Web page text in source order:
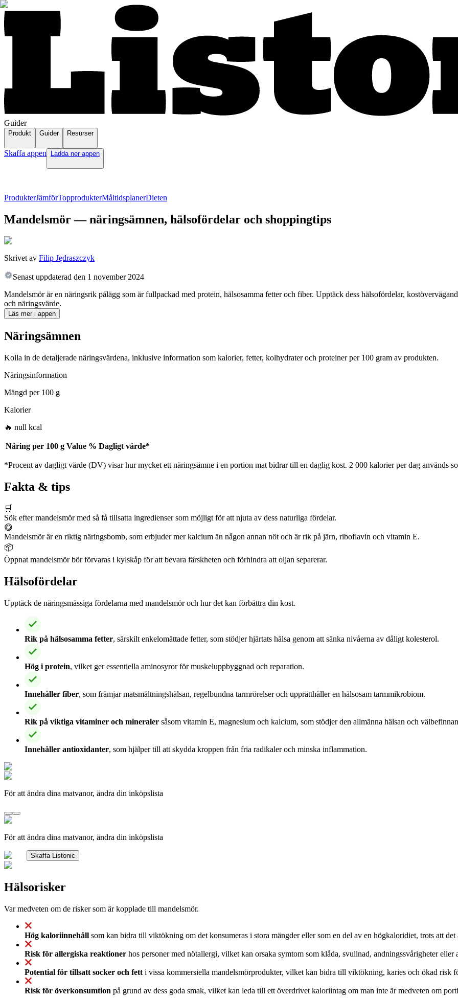
Guider
Produkt Guider Resurser
Skaffa appen Ladda ner appen
ProdukterJämförTopprodukterMåltidsplanerDieten
Mandelsmör — näringsämnen, hälsofördelar och shoppingtips
Skrivet av Filip Jędraszczyk
Senast uppdaterad den 1 november 2024
Mandelsmör är en näringsrik pålägg som är fullpackad med protein, hälsosamma fetter och fiber. Upptäck dess hälsofördelar,
och näringsvärde.
Läs mer i appen
Näringsämnen
Kolla in de detaljerade näringsvärdena, inklusive information som kalorier, fetter, kolhydrater och proteiner per 100 gram av produkten.
Näringsinformation
Mängd per100 g
Kalorier
🔥 null kcal
Näring per 100 g Value % Dagligt värde*
*Procent av dagligt värde (DV) visar hur mycket ett näringsämne i en portion mat bidrar till en daglig kost. 2 000 kalorier per dag används
Fakta & tips
🛒
Sök efter mandelsmör med så få tillsatta ingredienser som möjligt för att njuta av dess naturliga fördelar.
😋
Mandelsmör är en riktig näringsbomb, som erbjuder mer kalcium än någon annan nöt och är rik på järn, riboflavin och vitamin E.
📦
Öppnat mandelsmör bör förvaras i kylskåp för att bevara färskheten och förhindra att oljan separerar.
Hälsofördelar
Upptäck de näringsmässiga fördelarna med mandelsmör och hur det kan förbättra din kost.
Rik på hälsosamma fetter, särskilt enkelomättade fetter, som stödjer hjärtats hälsa genom att sänka nivåerna av dåligt kolesterol.
Hög i protein, vilket ger essentiella aminosyror för muskeluppbyggnad och reparation.
Innehåller fiber, som främjar matsmältningshälsan, regelbundna tarmrörelser och upprätthåller en hälsosam tarmmikrobiom.
Rik på viktiga vitaminer och mineraler såsom vitamin E, magnesium och kalcium, som stödjer den allmänna hälsan och
Innehåller antioxidanter, som hjälper till att skydda kroppen från fria radikaler och minska inflammation.
För att ändra dina matvanor, ändra din inköpslista
För att ändra dina matvanor, ändra din inköpslista
Skaffa Listonic
Hälsorisker
Var medveten om de risker som är kopplade till mandelsmör.
Hög kaloriinnehåll som kan bidra till viktökning om det konsumeras i stora mängder eller som en del av en högkaloridiet, trots att det
Risk för allergiska reaktioner hos personer med nötallergi, vilket kan orsaka symtom som klåda, svullnad, andningssvårigheter eller
Potential för tillsatt socker och fett i vissa kommersiella mandelsmörprodukter, vilket kan bidra till viktökning, karies och ökad risk
Risk för överkonsumtion på grund av dess goda smak, vilket kan leda till ett överdrivet kaloriintag om man inte är medveten om